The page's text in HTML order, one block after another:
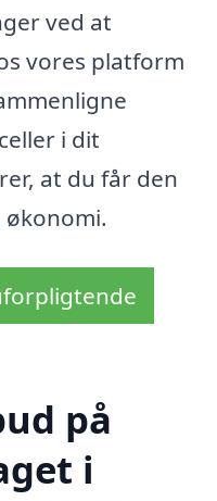
ved at
vores platform
i dit
at du får den
økonomi.
på
i